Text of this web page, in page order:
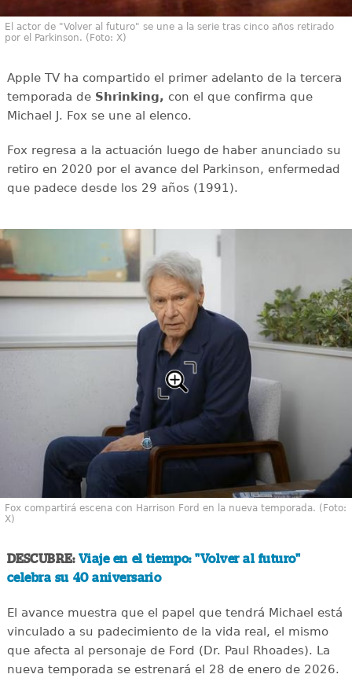
El actor de "Volver al futuro" se une a la serie tras cinco años retirado
por el Parkinson. (Foto: X)
Apple TV ha compartido el primer adelanto de la tercera
temporada de Shrinking, con el que confirma que
Michael J. Fox se une al elenco.
Fox regresa a la actuación luego de haber anunciado su
retiro en 2020 por el avance del Parkinson, enfermedad
que padece desde los 29 años (1991).
Fox compartirá escena con Harrison Ford en la nueva temporada. (Foto:
X)
DESCUBRE: Viaje en el tiempo: "Volver al futuro"
celebra su 40 aniversario
El avance muestra que el papel que tendrá Michael está
vinculado a su padecimiento de la vida real, el mismo
que afecta al personaje de Ford (Dr. Paul Rhoades). La
nueva temporada se estrenará el 28 de enero de 2026.